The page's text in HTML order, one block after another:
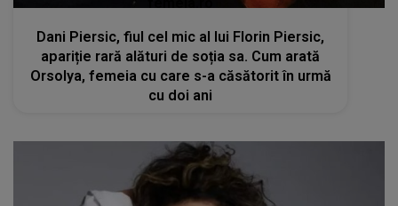
Dani Piersic, fiul cel mic al lui Florin Piersic,
apariție rară alături de soția sa. Cum arată
Orsolya, femeia cu care s-a căsătorit în urmă
cu doi ani